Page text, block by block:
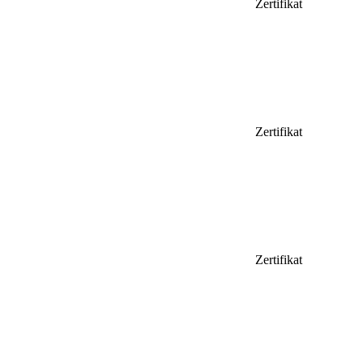
Zertifikat
Zertifikat
Zertifikat